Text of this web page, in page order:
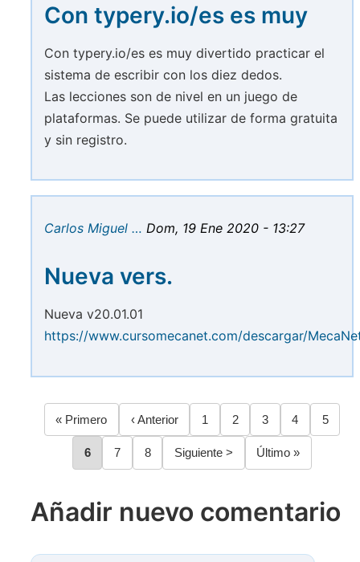
Con typery.io/es es muy
Con typery.io/es es muy divertido practicar el
sistema de escribir con los diez dedos.
Las lecciones son de nivel en un juego de
plataformas. Se puede utilizar de forma gratuita
y sin registro.
Carlos Miguel … Dom, 19 Ene 2020 - 13:27
Nueva vers.
Nueva v20.01.01
https://www.cursomecanet.com/descargar/
Paginación
Primera
página
« Primero
Página
anterior
‹ Anterior Página
1 Página
2 Página
3 Página
4 Página
5
Página
6 Página
7 Página
8
Siguiente
página
Siguiente >
Última
página
Último »
Añadir nuevo comentario